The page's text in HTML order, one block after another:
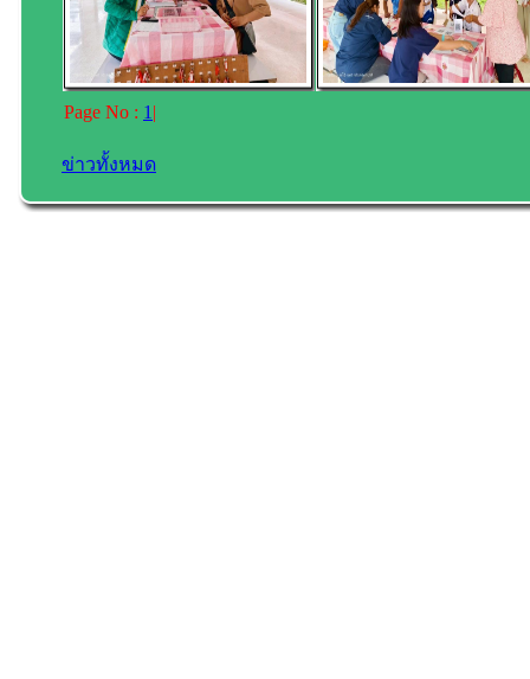
Page No : 1 |
ข่าวทั้งหมด